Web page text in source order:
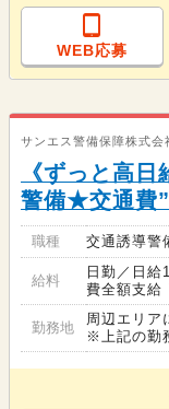
WEB応募
サンエス警備保障株式会
《ずっと高
警備★交通費
職種 交通誘導警
給料
日勤／日
費全額支
勤務地
周辺エリア
※上記の勤